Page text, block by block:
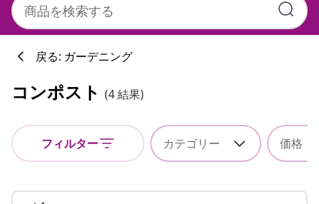
戻る: ガーデニング
コンポスト (4 結果)
フィルター カテゴリー 価格